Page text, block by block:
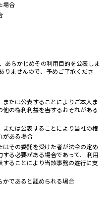
場合
あらかじめその利用目的を公表しま
りませんので、予めご了承くださ
たは公表することによりご本人ま
の権利利益を害するおそれがある
たは公表することにより当社の権
がある場合
その委託を受けた者が法令の定め
る必要がある場合であって、 利用
ることにより当該事務の遂行に支
かであると認められる場合